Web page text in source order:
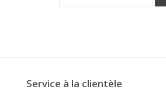
Service à la clientèle